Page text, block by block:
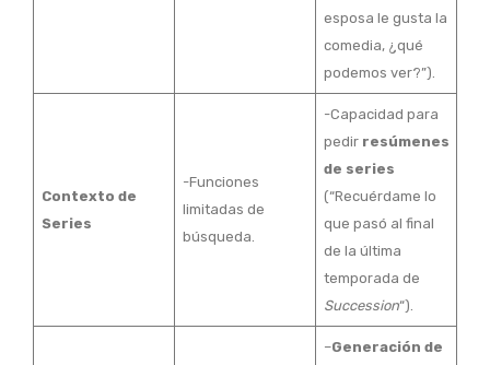
esposa le gusta la
comedia, ¿qué
podemos ver?”).
Contexto de
Series
-Funciones
limitadas de
búsqueda.
-Capacidad para
pedir resúmenes
de series
(“Recuérdame lo
que pasó al final
de la última
temporada de
Succession“).
–Generación de